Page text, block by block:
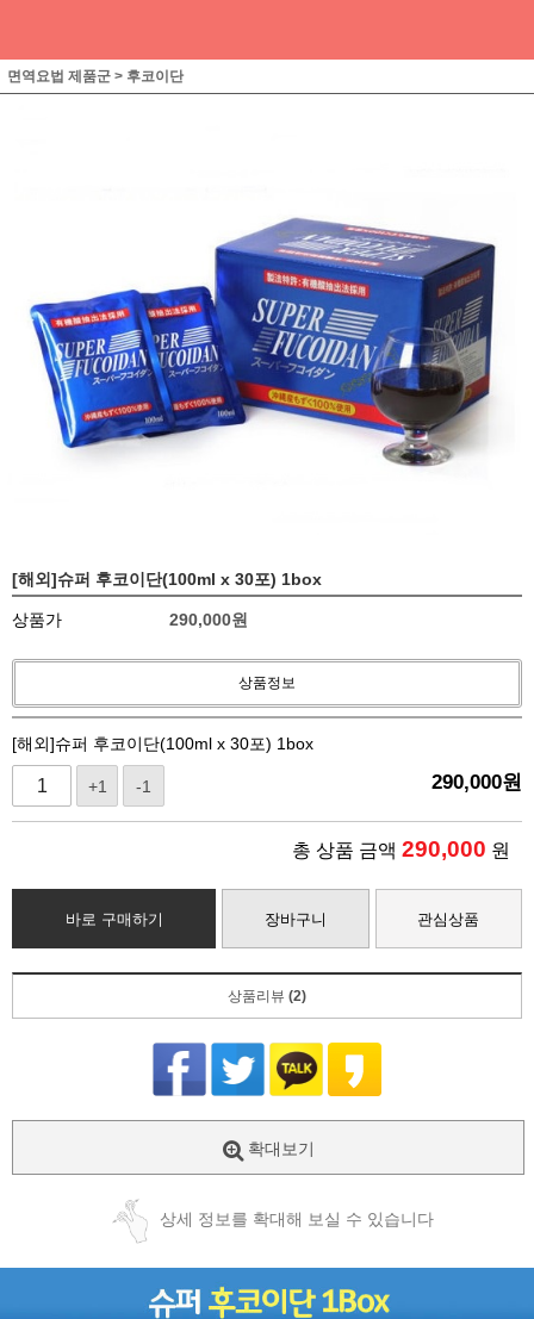
면역요법 제품군 > 후코이단
[해외]슈퍼 후코이단(100ml x 30포) 1box
상품가 290,000원
상품정보
[해외]슈퍼 후코이단(100ml x 30포) 1box
+1 -1 290,000원
총 상품 금액 290,000 원
바로 구매하기 장바구니 관심상품
상품리뷰 (2)
확대보기
상세 정보를 확대해 보실 수 있습니다